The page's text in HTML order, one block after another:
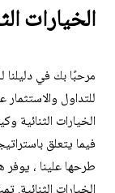
الخيارات
مرحبًا بك في دليلنا
للتداول
الخيارات
فيما يتعلق
طرحها علينا ، يوفر